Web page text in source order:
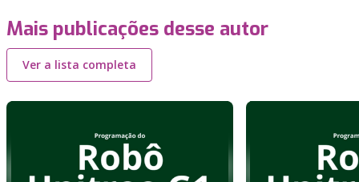
Mais publicações desse autor
Ver a lista completa